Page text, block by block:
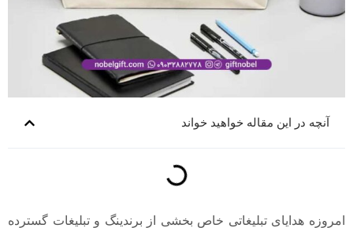
آنچه در این مقاله خواهید خواند
امروزه هدایای تبلیغاتی خاص بخشی از برندینگ و تبلیغات گسترده